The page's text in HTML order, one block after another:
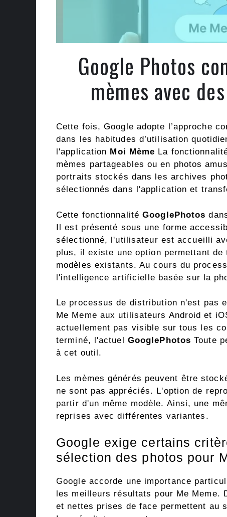
Google Photos
mèmes avec
Cette fois, Google adopte l’approche
dans les habitudes d’utilisation
l'application Moi Mème La
mèmes partageables ou en photos
portraits stockés dans les archives
sélectionnés dans l'application et
Cette fonctionnalitéGooglePhotos
Il est présenté sous une forme
sélectionné, l'utilisateur est accueilli
plus, il existe une option permettant de
modèles existants. Au cours du
l'intelligence artificielle basée sur la
Le processus de distribution n'est pas
Me Meme aux utilisateurs Android et
actuellement pas visible sur tous les
terminé, l'actuel GooglePhotos Toute
à cet outil.
Les mèmes générés peuvent être
ne sont pas appréciés. L'option de
partir d'un même modèle. Ainsi, une
reprises avec différentes variantes.
Google exige certains
sélection des photos pour
Google accorde une importance
les meilleurs résultats pour Me
et nettes prises de face permettent au